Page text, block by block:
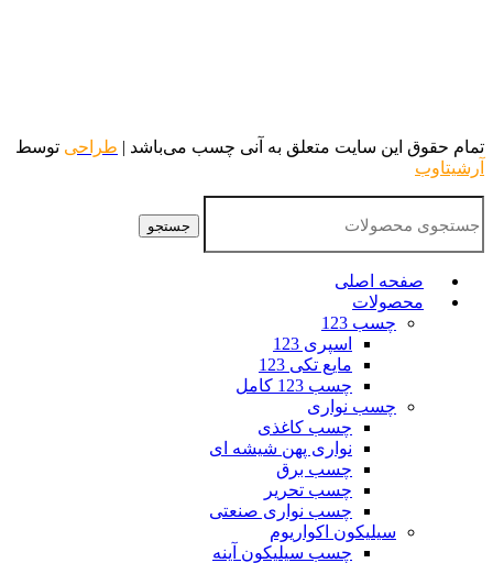
تمام حقوق این سایت متعلق به آنی چسب می‌باشد | طراحی توسط
آرشیتاوب
جستجو
صفحه اصلی
محصولات
چسب 123
اسپری 123
مایع تکی 123
چسب 123 کامل
چسب نواری
چسب کاغذی
نواری پهن شیشه ای
چسب برق
چسب تحریر
چسب نواری صنعتی
سیلیکون اکواریوم
چسب سیلیکون آینه